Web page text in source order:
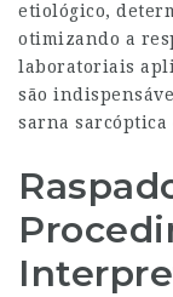
etiológico,
otimizando a
laboratoriais
são
sarna sarcóptica